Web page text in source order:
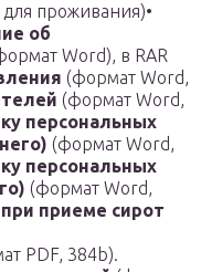
проживания)•
об
Word), в RAR
(формат Word,
(формат Word,
персональных
(формат Word,
персональных
(формат Word,
приеме сирот
PDF, 384b).